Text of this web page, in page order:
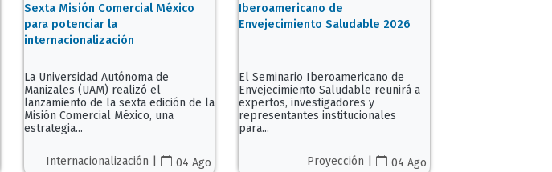
Sexta Misión Comercial México
para potenciar la
internacionalización
La Universidad Autónoma de
Manizales (UAM) realizó el
lanzamiento de la sexta edición de la
Misión Comercial México, una
estrategia...
Internacionalización | 04 Ago
Iberoamericano de
Envejecimiento Saludable 2026
El Seminario Iberoamericano de
Envejecimiento Saludable reunirá a
expertos, investigadores y
representantes institucionales
para...
Proyección | 04 Ago